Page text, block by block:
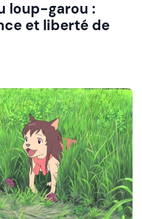
loup-garou :
et liberté de